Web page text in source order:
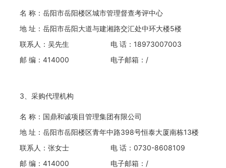
名 称：岳阳市岳阳楼区城市管理督查考评中心
地 址：岳阳市岳阳大道与建湘路交汇处中环大楼5楼
联系人：吴先生
电 话：18973007003
邮 编：414000
电子邮箱：/
3、采购代理机构
名 称：国鼎和诚项目管理集团有限公司
地 址：岳阳市岳阳楼区青年中路398号恒泰大厦南栋13楼
联系人：张女士
电 话：0730-8608109
邮 编：414000
电子邮箱：/